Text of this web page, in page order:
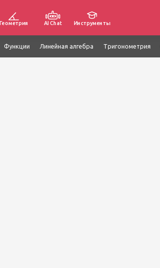
Геометрия AI Chat Инструменты
Функции Линейная алгебра Тригонометрия